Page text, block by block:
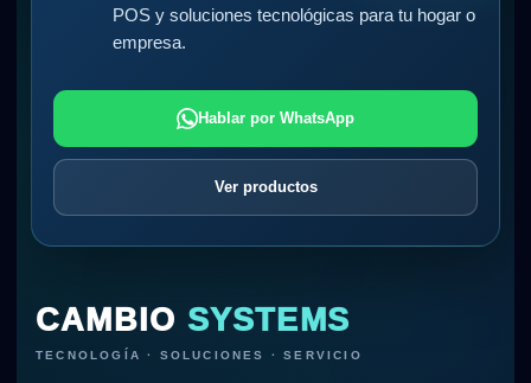
POS y soluciones tecnológicas para tu hogar o
empresa.
Hablar por WhatsApp
Ver productos
CAMBIO SYSTEMS
TECNOLOGÍA · SOLUCIONES · SERVICIO